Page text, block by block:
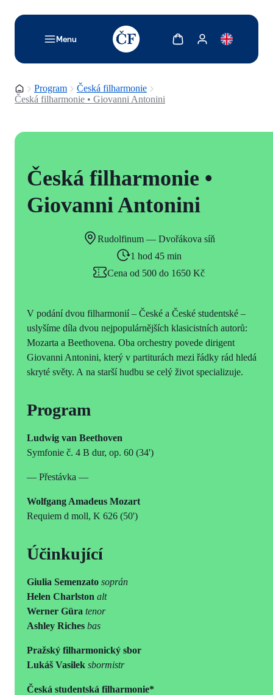
Menu
TODO: Add description for reader
Zobrazit košíkZobrazit můj účet
Domovská stránka
Program
Česká filharmonie
Česká filharmonie • Giovanni Antonini
Česká filharmonie •
Giovanni Antonini
Rudolfinum — Dvořákova síň
1 hod 45 min
Cena od 500 do 1650 Kč
V podání dvou filharmonií – České a České studentské –
uslyšíme díla dvou nejpopulárnějších klasicistních autorů:
Mozarta a Beethovena. Oba orchestry povede dirigent
Giovanni Antonini, který v partiturách mezi řádky rád hledá
skryté světy. A na starší hudbu se celý život specializuje.
Program
Ludwig van Beethoven
Symfonie č. 4 B dur, op. 60 (34')
— Přestávka —
Wolfgang Amadeus Mozart
Requiem d moll, K 626 (50')
Účinkující
Giulia Semenzato soprán
Helen Charlston alt
Werner Güra tenor
Ashley Riches bas
Pražský filharmonický sbor
Lukáš Vasilek sbormistr
Česká studentská filharmonie*